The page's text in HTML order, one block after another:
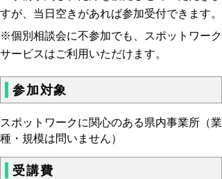
すが、当日空きがあれば参加受付できます。
※個別相談会に不参加でも、スポットワーク
サービスはご利用いただけます。
参加対象
スポットワークに関心のある県内事業所（業
種・規模は問いません）
受講費